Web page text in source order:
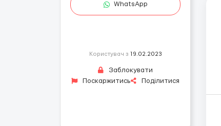
WhatsApp
Користувач з 19.02.2023
Заблокувати
Поскаржитись
Поділитися